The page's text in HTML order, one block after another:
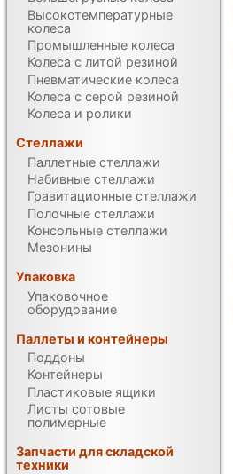
Высокотемпературные
колеса
Промышленные колеса
Колеса с литой резиной
Пневматические колеса
Колеса с серой резиной
Колеса и ролики
Стеллажи
Паллетные стеллажи
Набивные стеллажи
Гравитационные стеллажи
Полочные стеллажи
Консольные стеллажи
Мезонины
Упаковка
Упаковочное
оборудование
Паллеты и контейнеры
Поддоны
Контейнеры
Пластиковые ящики
Листы сотовые
полимерные
Запчасти для складской
техники